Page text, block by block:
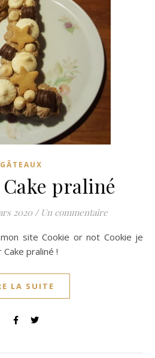
GÂTEAUX
praliné
2020 / Un commentaire
praliné !
LA SUITE